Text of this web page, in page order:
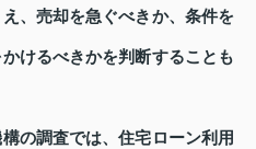
、売却を急ぐべきか、条件を
けるべきかを判断することも
の調査では、住宅ローン利用